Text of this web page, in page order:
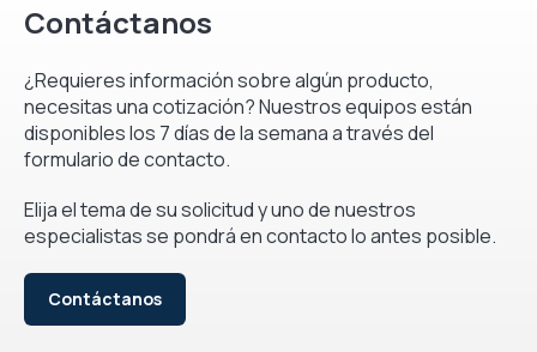
Contáctanos
¿Requieres información sobre algún producto,
necesitas una cotización? Nuestros equipos están
disponibles los 7 días de la semana a través del
formulario de contacto.
Elija el tema de su solicitud y uno de nuestros
especialistas se pondrá en contacto lo antes posible.
Contáctanos